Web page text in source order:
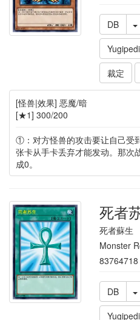
DB
裁定
[怪兽|效果] 恶魔/暗
[★1] 300/200
①：对方怪兽的攻击要让自己受
张卡从手卡丢弃才能发动。那次
成0。
死者
死者蘇生
Monster
83764718
DB